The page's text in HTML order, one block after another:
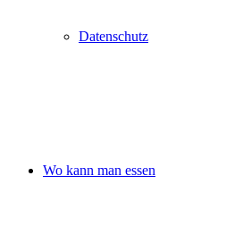
Datenschutz
Wo kann man essen